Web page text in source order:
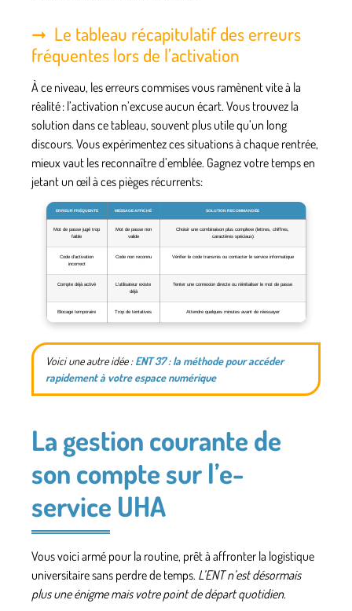
Le tableau récapitulatif des erreurs
fréquentes lors de l’activation
À ce niveau, les erreurs commises vous ramènent vite à la
réalité : l’activation n’excuse aucun écart. Vous trouvez la
solution dans ce tableau, souvent plus utile qu’un long
discours. Vous expérimentez ces situations à chaque rentrée,
mieux vaut les reconnaître d’emblée. Gagnez votre temps en
jetant un œil à ces pièges récurrents:
ERREUR FRÉQUENTE MESSAGE AFFICHÉ SOLUTION RECOMMANDÉE
Mot de passe jugé trop
faible
Mot de passe non
valide
Choisir une combinaison plus complexe (lettres, chiffres,
caractères spéciaux)
Code d’activation
incorrect
Code non reconnu Vérifier le code transmis ou contacter le service informatique
Compte déjà activé
L’utilisateur existe
déjà
Tenter une connexion directe ou réinitialiser le mot de passe
Blocage temporaire Trop de tentatives Attendre quelques minutes avant de réessayer
Voici une autre idée :ENT 37 : la méthode pour accéder
rapidement à votre espace numérique
La gestion courante de
son compte sur l’e-
service UHA
Vous voici armé pour la routine, prêt à affronter la logistique
universitaire sans perdre de temps. L’ENT n’est désormais
plus une énigme mais votre point de départ quotidien.